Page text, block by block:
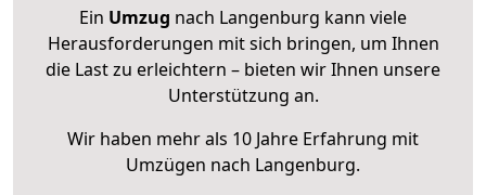
Ein Umzug nach Langenburg kann viele
Herausforderungen mit sich bringen, um Ihnen
die Last zu erleichtern – bieten wir Ihnen unsere
Unterstützung an.
Wir haben mehr als 10 Jahre Erfahrung mit
Umzügen nach Langenburg.